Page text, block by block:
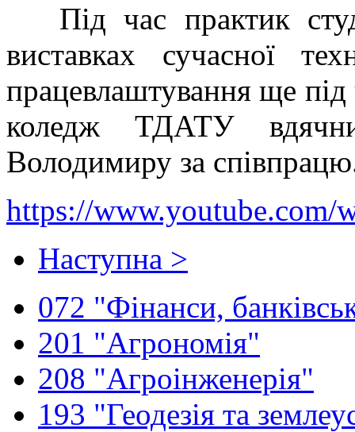
Під час практик
виставках сучасної
працевлаштування ще
коледж ТДАТУ
Володимиру за
https://www.youtube.com/
Наступна >
072 "Фінанси,
201 "Агрономія"
208 "Агроінженерія"
193 "Геодезія та